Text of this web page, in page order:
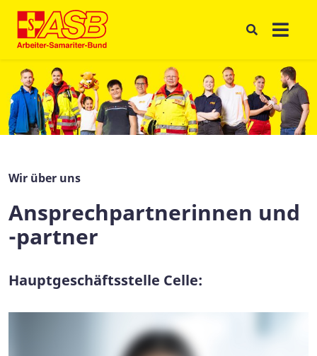
Wir über uns
Ansprechpartnerinnen und
-partner
Hauptgeschäftsstelle Celle: